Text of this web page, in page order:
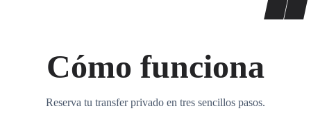
Cómo funciona
Reserva tu transfer privado en tres sencillos pasos.